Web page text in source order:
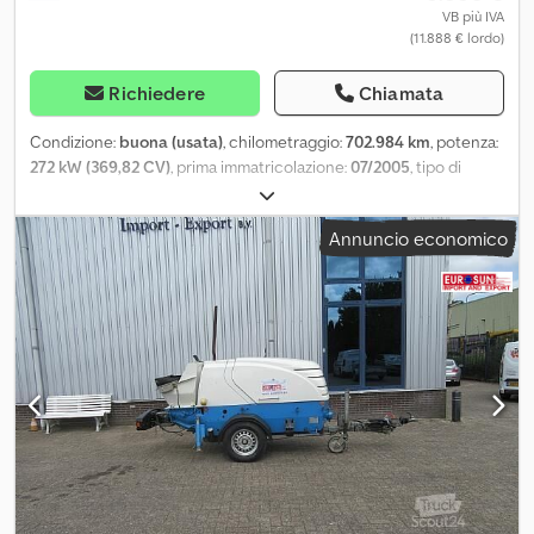
VB più IVA
(11.888 € lordo)
Richiedere Chiamata
Condizione: buona (usata), chilometraggio:702.984 km, potenza:
272 kW (369,82 CV), prima immatricolazione:07/2005, tipo di
, configurazione degli assi:
diesel, colore:bianco, cabina di guida:cabina corta, tipo di
ingranaggio:meccanico , classe di emissione:Euro 3, sospensione:
acciaio-aria, Anno di produzione:2005
, Equipaggiamento:
controllo della velocità di crociera, fari fendinebbia,
regolazione elettrica dei finestrini, specchietto retrovisore
elettrico , = Altre opzioni e accessori = - Serbatoio carburante in
alluminio - Sospensione a balestra - EPS - Radio/lettore CD - Porta
laterale = Ulteriori informazioni = Configurazione degli assi Asse
anteriore: sterzante; sospensione: balestra Asse posteriore 1:
sospensione: pneumatica Asse posteriore 2: asse sollevabile;
sterzante; sospensione: pneumatica Pesi Peso a vuoto: 11.760 kg
Portata: 14.240 kg Massa complessiva: 26.000 kg Condizioni
Condizioni tecniche: buone Condizioni estetiche: buone
Annuncio economico